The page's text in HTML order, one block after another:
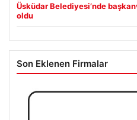
Üsküdar Belediyesi’nde
oldu
Son Eklenen Firmalar